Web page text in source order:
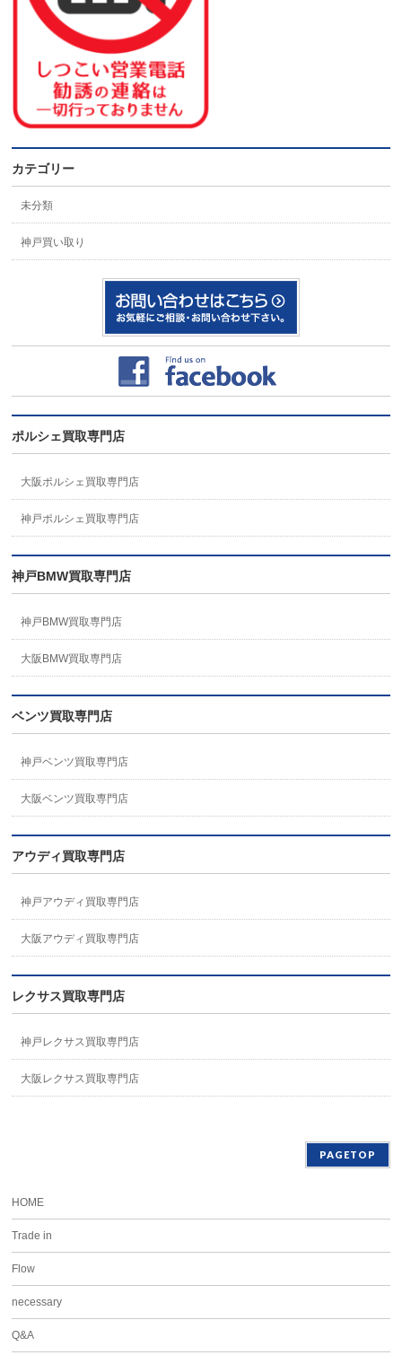
カテゴリー
未分類
神戸買い取り
ポルシェ買取専門店
大阪ポルシェ買取専門店
神戸ポルシェ買取専門店
神戸BMW買取専門店
神戸BMW買取専門店
大阪BMW買取専門店
ベンツ買取専門店
神戸ベンツ買取専門店
大阪ベンツ買取専門店
アウディ買取専門店
神戸アウディ買取専門店
大阪アウディ買取専門店
レクサス買取専門店
神戸レクサス買取専門店
大阪レクサス買取専門店
PAGETOP
HOME
Trade in
Flow
necessary
Q&A